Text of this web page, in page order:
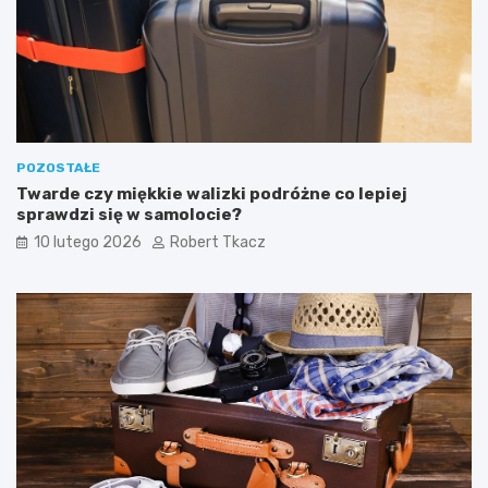
POZOSTAŁE
Twarde czy miękkie walizki podróżne co lepiej
sprawdzi się w samolocie?
10 lutego 2026 Robert Tkacz